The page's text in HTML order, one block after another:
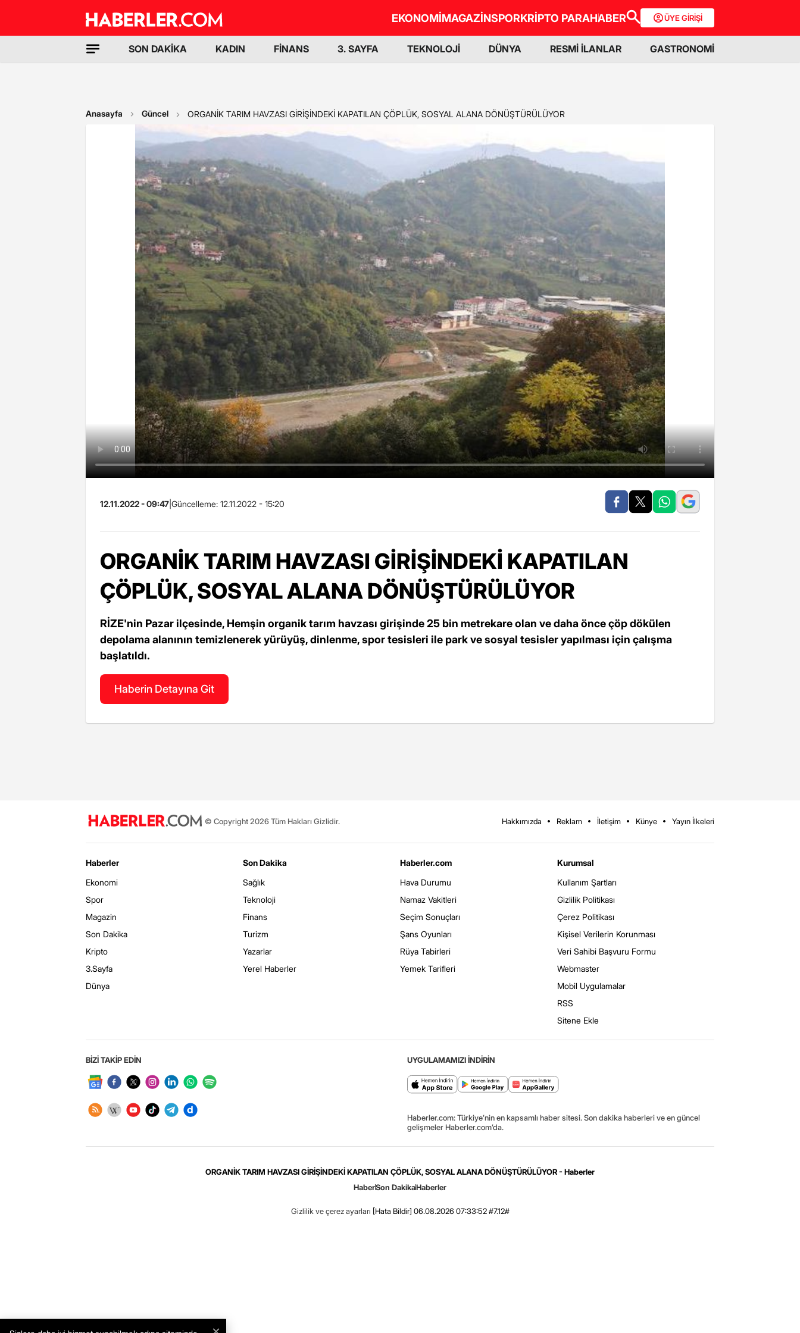
EKONOMİMAGAZİNSPORKRİPTO PARAHABER ÜYE GİRİŞİ
SON DAKİKA KADIN FİNANS 3. SAYFA TEKNOLOJİ DÜNYA RESMİ İLANLAR GASTRONOMİ
Anasayfa Güncel ORGANİK TARIM HAVZASI GİRİŞİNDEKİ KAPATILAN ÇÖPLÜK, SOSYAL ALANA DÖNÜŞTÜRÜLÜYOR
12.11.2022 - 09:47 Güncelleme: 12.11.2022 - 15:20
ORGANİK TARIM HAVZASI GİRİŞİNDEKİ KAPATILAN
ÇÖPLÜK, SOSYAL ALANA DÖNÜŞTÜRÜLÜYOR
RİZE'nin Pazar ilçesinde, Hemşin organik tarım havzası girişinde 25 bin metrekare olan ve daha önce çöp dökülen
depolama alanının temizlenerek yürüyüş, dinlenme, spor tesisleri ile park ve sosyal tesisler yapılması için çalışma
başlatıldı.
Haberin Detayına Git
© Copyright 2026 Tüm Hakları Gizlidir. Hakkımızda Reklam İletişim Künye Yayın İlkeleri
Haberler
Ekonomi
Spor
Magazin
Son Dakika
Kripto
3.Sayfa
Dünya
Son Dakika
Sağlık
Teknoloji
Finans
Turizm
Yazarlar
Yerel Haberler
Haberler.com
Hava Durumu
Namaz Vakitleri
Seçim Sonuçları
Şans Oyunları
Rüya Tabirleri
Yemek Tarifleri
Kurumsal
Kullanım Şartları
Gizlilik Politikası
Çerez Politikası
Kişisel Verilerin Korunması
Veri Sahibi Başvuru Formu
Webmaster
Mobil Uygulamalar
RSS
Sitene Ekle
BİZİ TAKİP EDİN UYGULAMAMIZI İNDİRİN
Haberler.com: Türkiye’nin en kapsamlı haber sitesi. Son dakika haberleri ve en güncel
gelişmeler Haberler.com’da.
ORGANİK TARIM HAVZASI GİRİŞİNDEKİ KAPATILAN ÇÖPLÜK, SOSYAL ALANA DÖNÜŞTÜRÜLÜYOR - Haberler
HaberSon DakikaHaberler
Gizlilik ve çerez ayarları [Hata Bildir] 06.08.2026 07:33:52 #7.12#